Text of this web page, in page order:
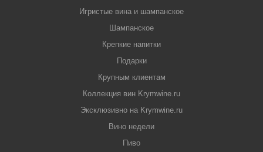
Игристые вина и шампанское
Шампанское
Крепкие напитки
Подарки
Крупным клиентам
Коллекция вин Krymwine.ru
Эксклюзивно на Krymwine.ru
Вино недели
Пиво